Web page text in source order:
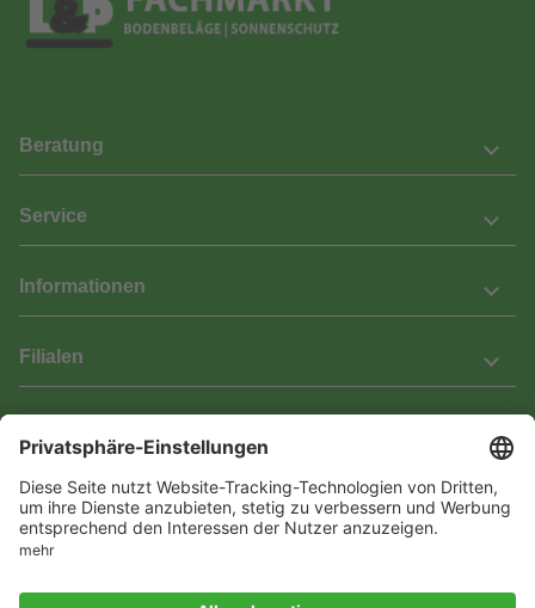
Beratung
Service
Informationen
Filialen
Barrierefreiheit
Wir bemühen uns, unsere Website barrierefrei zu gestalten.
Einige Inhalte und Funktionen sind derzeit jedoch noch nicht
vollständig zugänglich. Wenn Sie auf Barrieren stoßen oder Hilfe
benötigen, kontaktieren Sie uns bitte unter service[at]knutzen.de.
Vertrag widerrufen
© 2026 Das Laminat & Parketthaus GmbH